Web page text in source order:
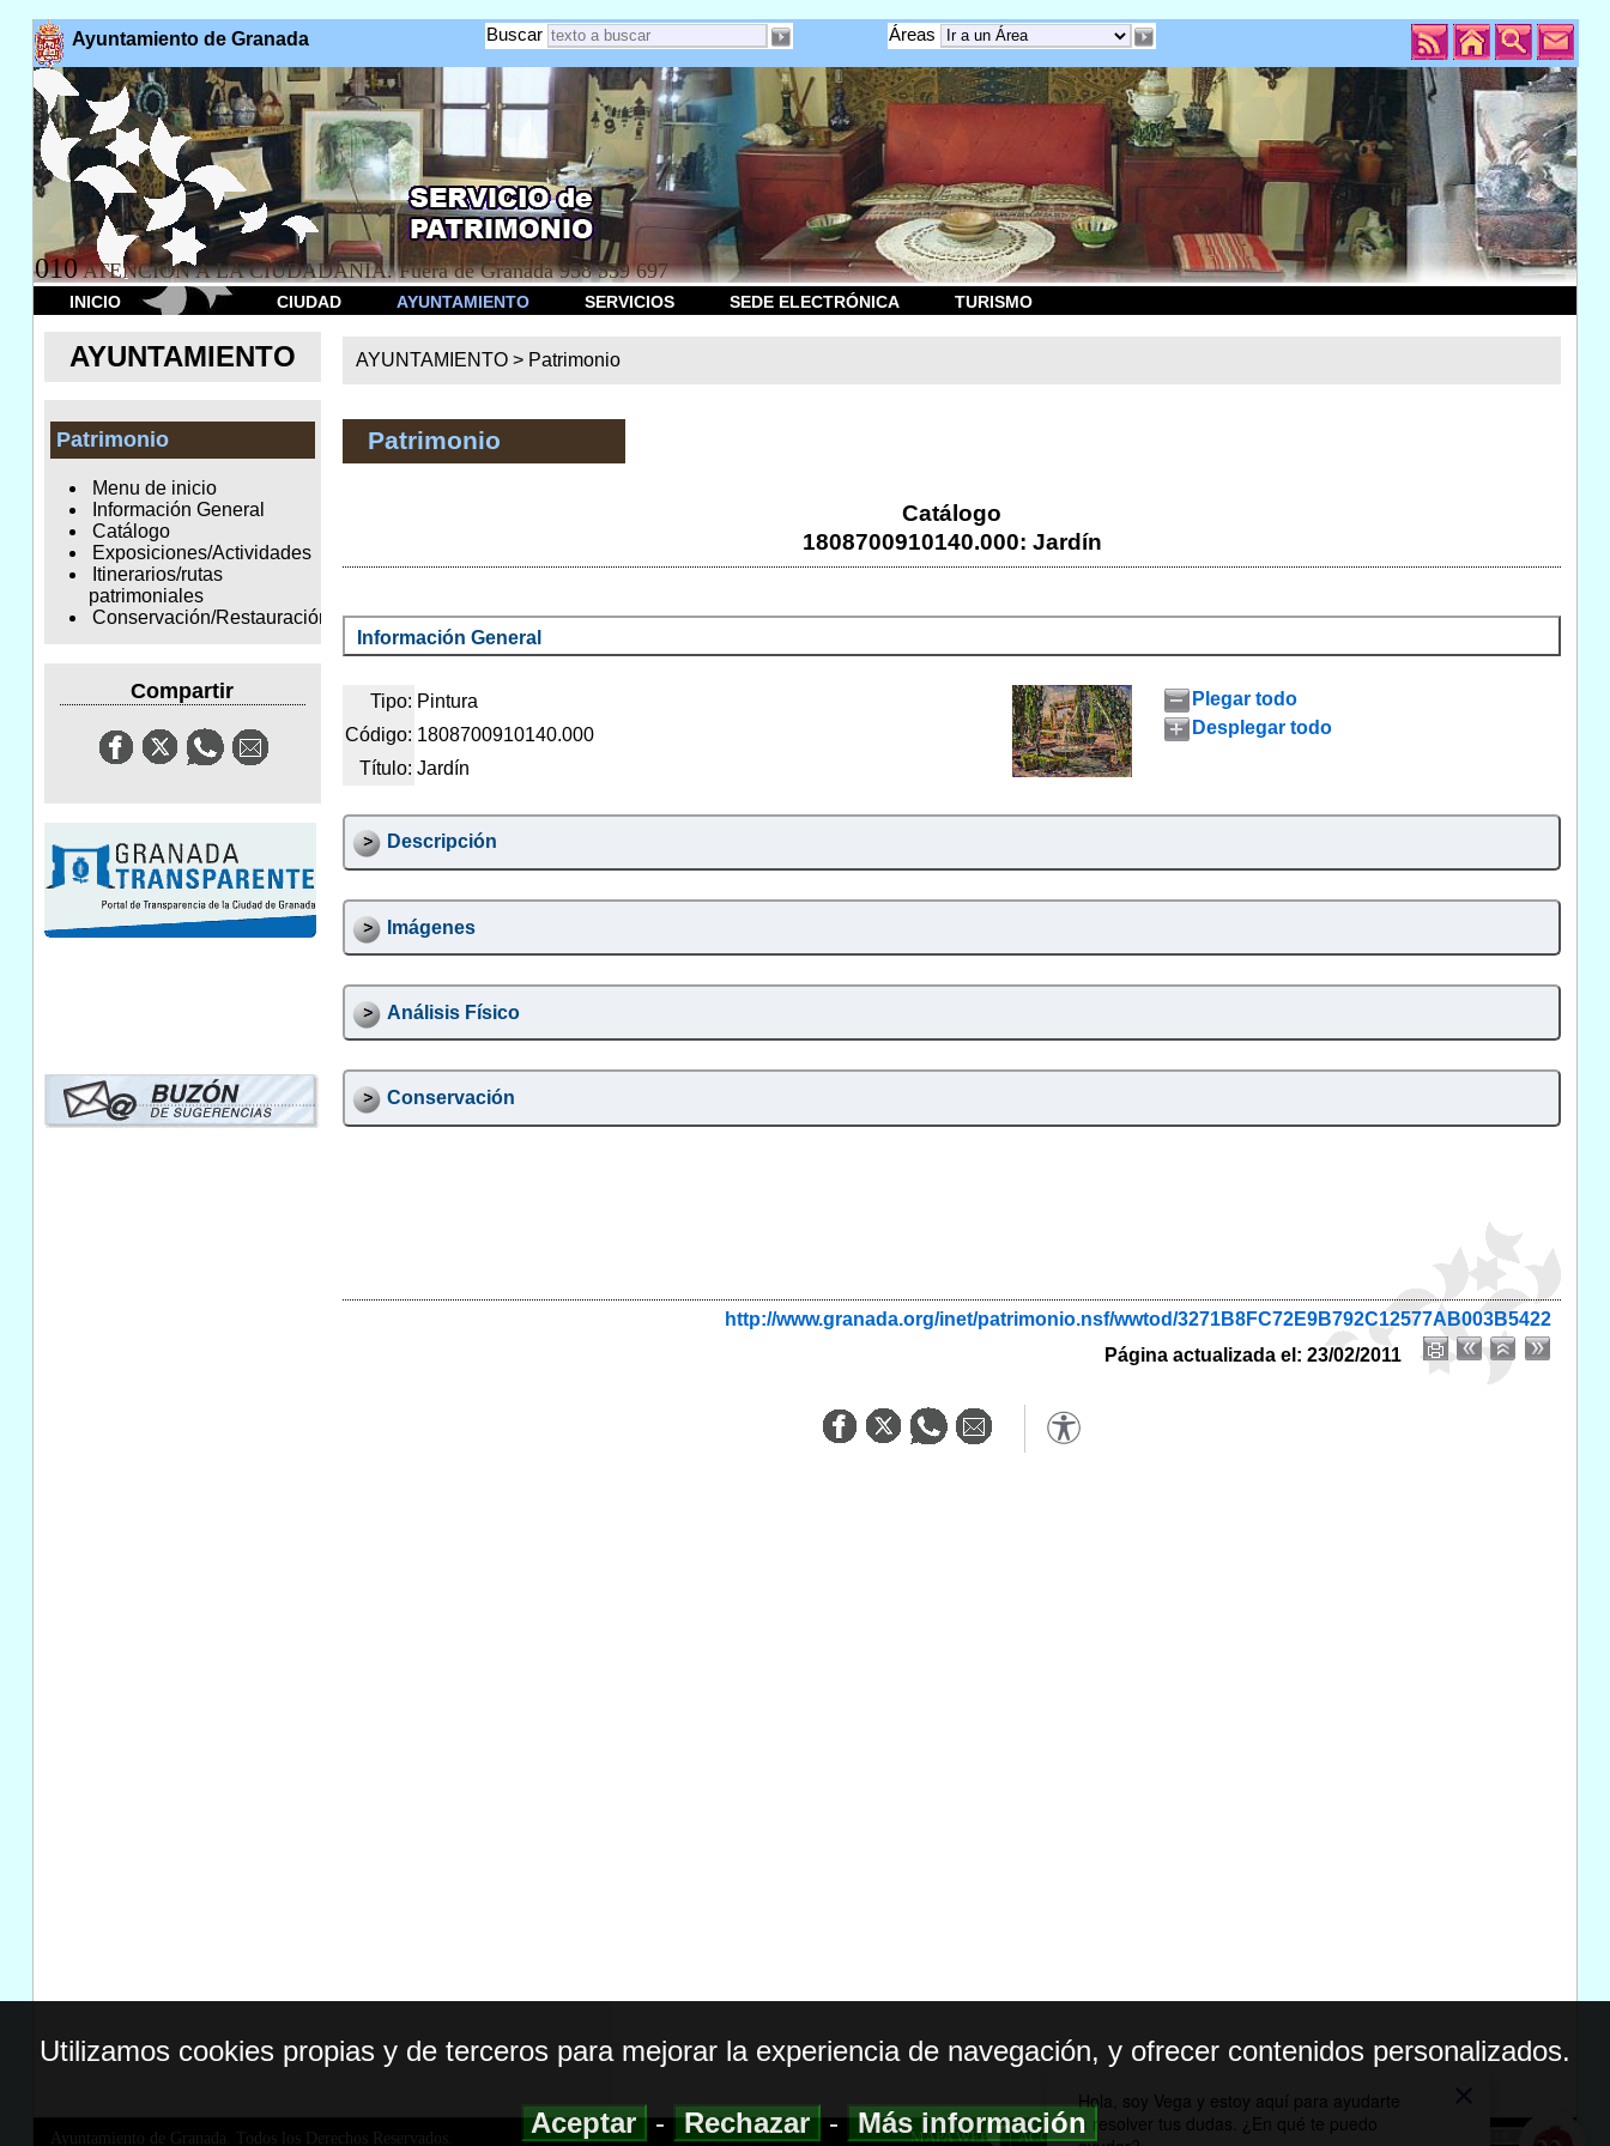
Ayuntamiento de Granada Áreas
Buscar
010 ATENCION A LA CIUDADANÍA. Fuera de Granada 958 539 697
INICIO CIUDAD AYUNTAMIENTO SERVICIOS SEDE ELECTRÓNICA TURISMO
AYUNTAMIENTO
Patrimonio
Menu de inicio
Información General
Catálogo
Exposiciones/Actividades
Itinerarios/rutas
patrimoniales
Conservación/Restauración
Compartir
AYUNTAMIENTO > Patrimonio
Patrimonio
Catálogo
1808700910140.000: Jardín
Información General
Tipo: Pintura
Código: 1808700910140.000
Título: Jardín
Plegar todo
Desplegar todo
Descripción
Imágenes
Análisis Físico
Conservación
http://www.granada.org/inet/patrimonio.nsf/wwtod/3271B8FC72E9B792C12577AB003B5422
Página actualizada el: 23/02/2011
Ayuntamiento de Granada. Todos los Derechos Reservados. MAPA WEB|ACCESIBILIDAD
Utilizamos cookies propias y de terceros para mejorar la experiencia de navegación, y ofrecer contenidos personalizados.
Aceptar-Rechazar-Más información